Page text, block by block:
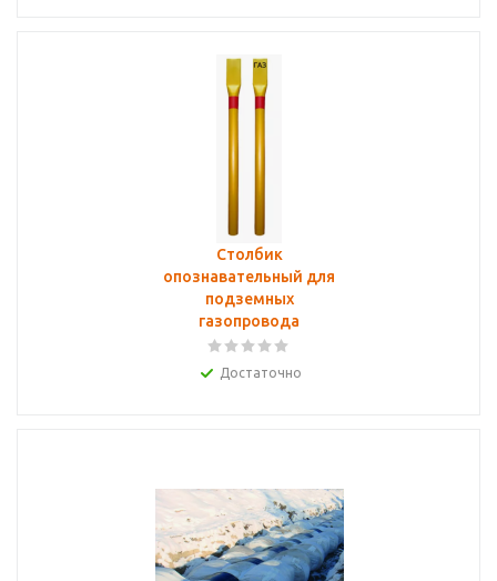
Столбик
опознавательный для
подземных
газопровода
Достаточно